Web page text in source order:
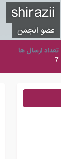
shirazii
عضو انجمن
تعداد ارسال ها
7